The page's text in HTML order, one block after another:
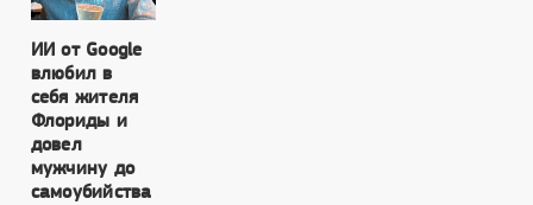
ИИ от Google
влюбил в
себя жителя
Флориды и
довел
мужчину до
самоубийства